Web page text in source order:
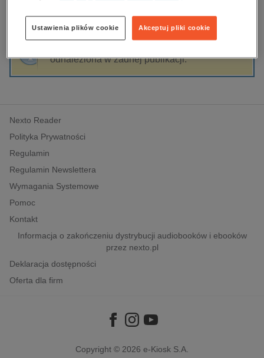
dzienniki
edukacja
hobby, sport, rozrywka
komputery, internet, technologie, informatyka
polityka, społeczno-informacyjne
psychologiczne
inne
popularno-naukowe
historia
Sortowanie Filtrowanie
odnaleziona w żadnej publikacji.
Nexto Reader
Polityka Prywatności
Regulamin
Regulamin Newslettera
Wymagania Systemowe
Pomoc
Kontakt
Informacja o zakończeniu dystrybucji audiobooków i ebooków
przez nexto.pl
Deklaracja dostępności
Oferta dla firm
Copyright © 2026 e-Kiosk S.A.
Akceptuj pliki cookie
Ustawienia plików cookie